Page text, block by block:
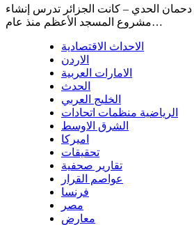
دحمان الحدي – كانت الجزائر تدرس إنشاء
مشروع المسجد الأعظم منذ عام…
الاحداث الاقتصادية
الاردن
الامارات العربية
الحدث
الخليج العربي
الرياضية منظمات اتحادات
الشرق الاوسط
اميركا
تحقيقات
تقارير صحفية
عواصم القرار
فرنسا
مصر
معارض